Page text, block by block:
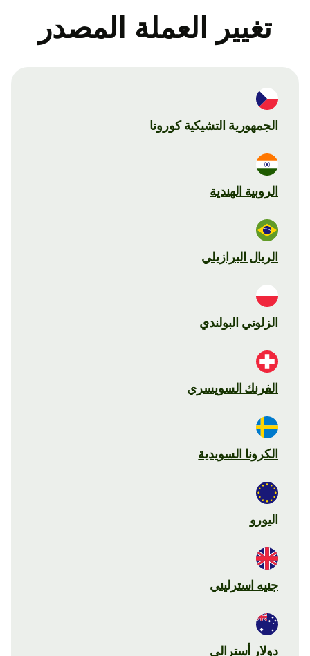
تغيير العملة المصدر
الجمهورية التشيكية كورونا
الروبية الهندية
الريال البرازيلي
الزلوتي البولندي
الفرنك السويسري
الكرونا السويدية
اليورو
جنيه استرليني
دولار أسترالي